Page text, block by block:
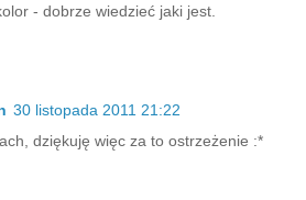
- dobrze wiedzieć jaki jest.
30 listopada 2011 21:22
dziękuję więc za to ostrzeżenie :*